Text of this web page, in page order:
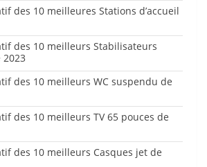
des 10 meilleures Stations d’accueil
des 10 meilleurs Stabilisateurs
des 10 meilleurs WC suspendu de
des 10 meilleurs TV 65 pouces de
des 10 meilleurs Casques jet de